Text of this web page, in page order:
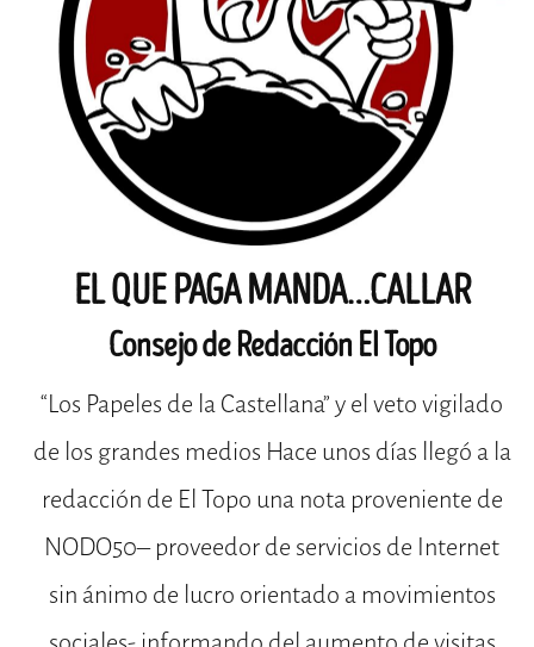
EL QUE PAGA MANDA…CALLAR
Consejo de Redacción El Topo
“Los Papeles de la Castellana” y el veto vigilado
de los grandes medios Hace unos días llegó a la
redacción de El Topo una nota proveniente de
NODO50– proveedor de servicios de Internet
sin ánimo de lucro orientado a movimientos